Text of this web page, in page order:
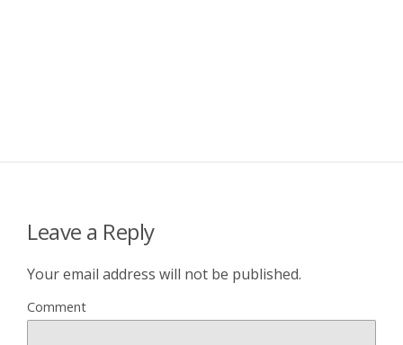
Leave a Reply
Your email address will not be published.
Comment